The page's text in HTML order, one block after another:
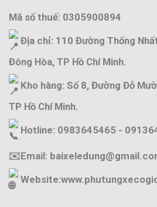
Mã số thuế: 0305900894
Địa chỉ: 110 Đường Thống
Đông Hòa, TP Hồ Chí Minh.
Kho hàng: Số 8, Đường Đỗ
TP Hồ Chí Minh.
Hotline: 0983645465 -
✉️Email:
Website: